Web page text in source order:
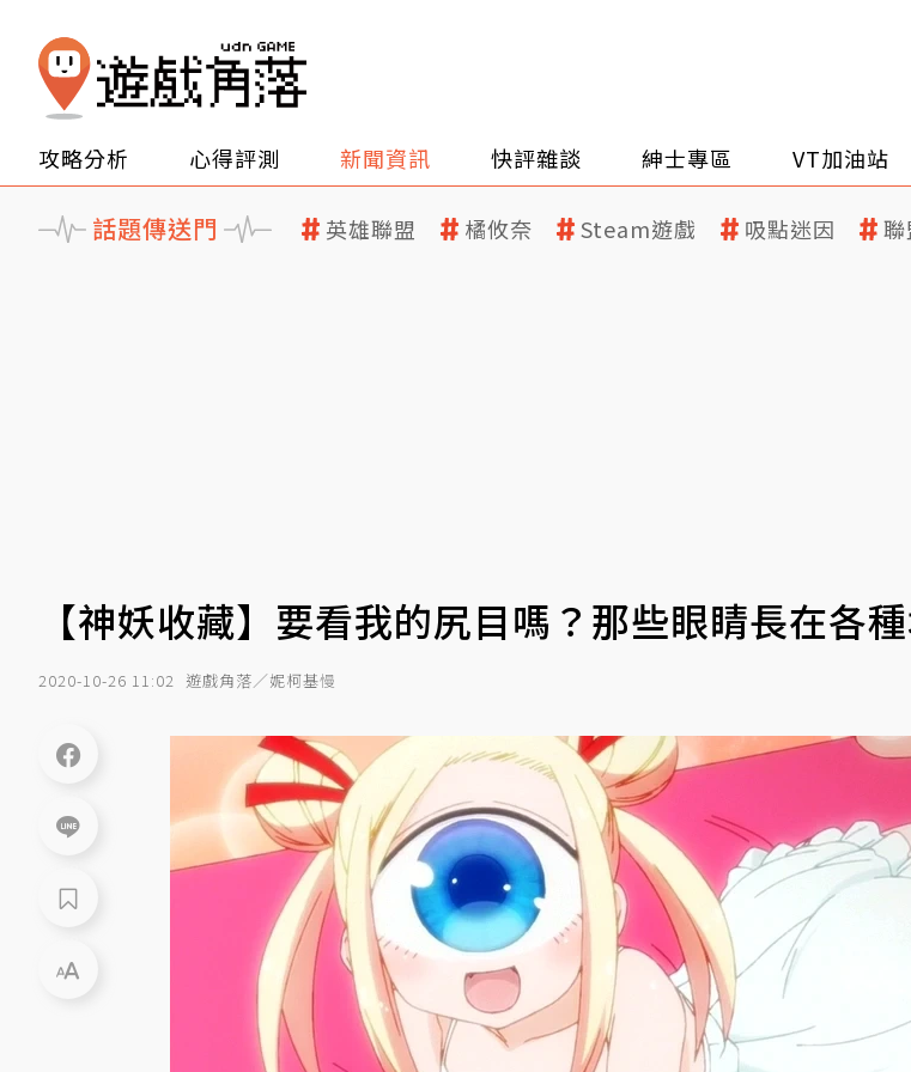
攻略分析 心得評測 新聞資訊 快評雜談 紳士專區 VT加油站
話題傳送門 英雄聯盟 橘攸奈 Steam遊戲 吸點迷因
【神妖收藏】要看我的尻目嗎？那些眼睛長在各
2020-10-26 11:02 遊戲角落／妮柯基慢